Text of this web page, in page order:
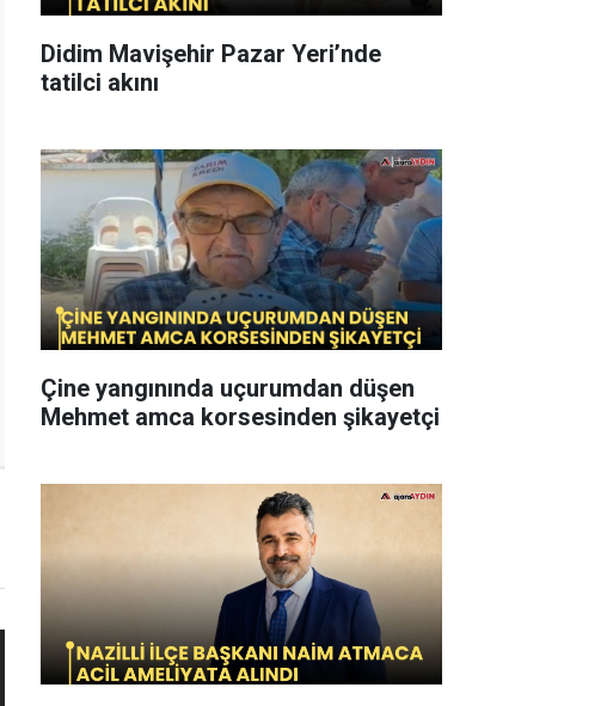
Didim Mavişehir Pazar Yeri’nde
tatilci akını
Çine yangınında uçurumdan düşen
Mehmet amca korsesinden şikayetçi